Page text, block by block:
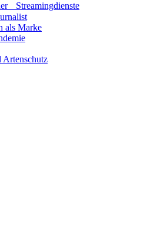
Streamingdienste
als Marke